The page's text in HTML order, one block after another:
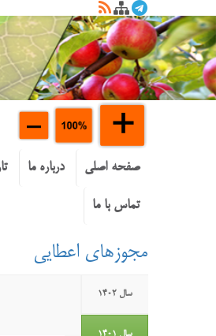
صفحه اصلی درباره ما
تماس با ما
مجوزهای اعطایی
سال ۱۴۰۲